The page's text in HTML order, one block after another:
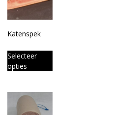
Katenspek
Selecteer
opties